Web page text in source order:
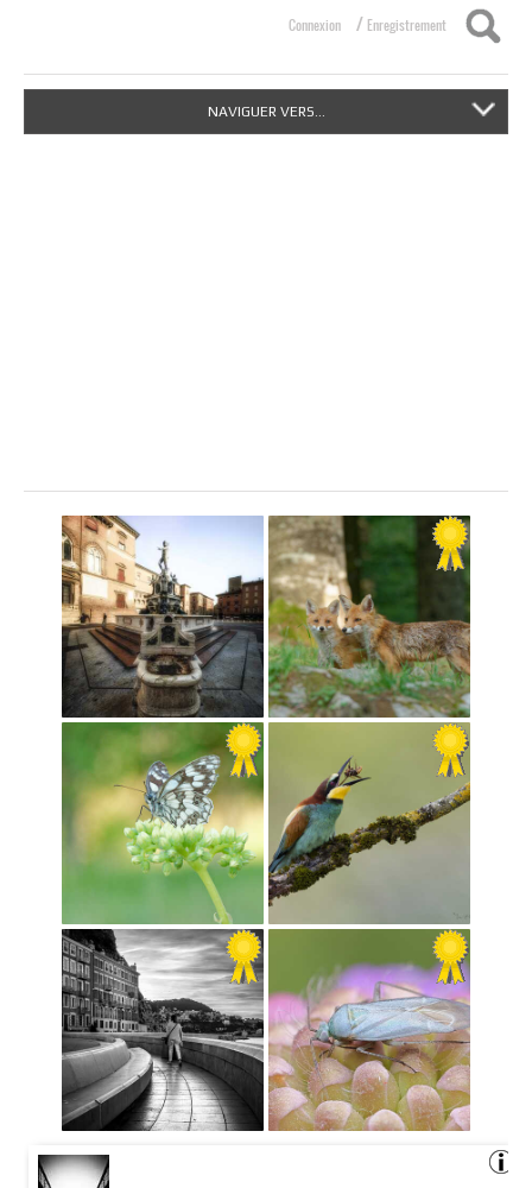
Connexion / Enregistrement
NAVIGUER VERS...